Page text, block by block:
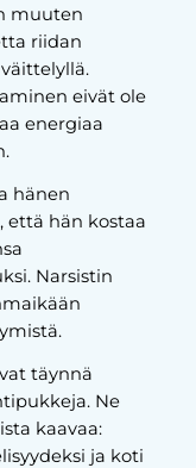
muuten
riidan
eivät ole
energiaa
hänen
että hän kostaa
Narsistin
täynnä
Ne
kaavaa:
ja koti